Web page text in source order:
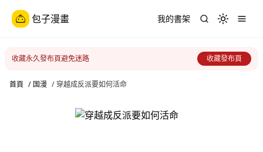
包子漫畫 我的書架 Toggle
收藏永久發布頁避免迷路 收藏發布頁
首頁 / 国漫 / 穿越成反派要如何活命